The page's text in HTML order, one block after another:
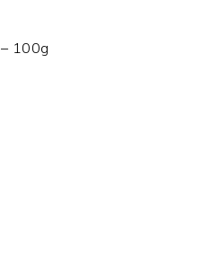
– 100g